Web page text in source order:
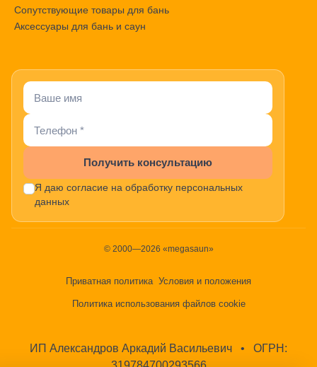
Сопутствующие товары для бань
Аксессуары для бань и саун
Получить консультацию
Я даю согласие на обработку персональных
данных
© 2000—2026 «megasaun»
Приватная политика Условия и положения
Политика использования файлов cookie
ИП Александров Аркадий Васильевич •
ОГРН: